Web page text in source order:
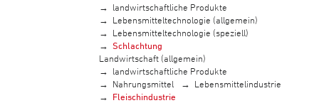
landwirtschaftliche Produkte
Lebensmitteltechnologie (allgemein)
Lebensmitteltechnologie (speziell)
Schlachtung
Landwirtschaft (allgemein)
landwirtschaftliche Produkte
Nahrungsmittel
Lebensmittelindustrie
Fleischindustrie